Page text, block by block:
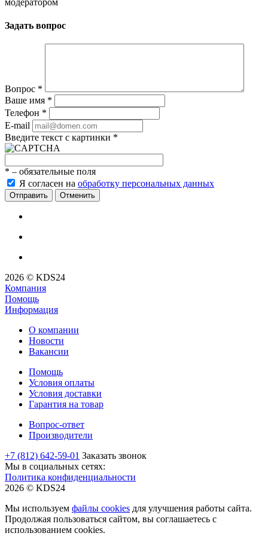
Задать вопрос
Вопрос *
Ваше имя *
Телефон *
E-mail
Введите текст с картинки *
* – обязательные поля
Я согласен на обработку персональных данных
Отменить
2026 © KDS24
Компания
Помощь
Информация
О компании
Новости
Вакансии
Помощь
Условия оплаты
Условия доставки
Гарантия на товар
Вопрос-ответ
Производители
+7 (812) 642-59-01 Заказать звонок
Мы в социальных сетях:
Политика конфиденциальности
2026 © KDS24
Мы используем файлы cookies для улучшения работы сайта.
Продолжая пользоваться сайтом, вы соглашаетесь с
использованием cookies.